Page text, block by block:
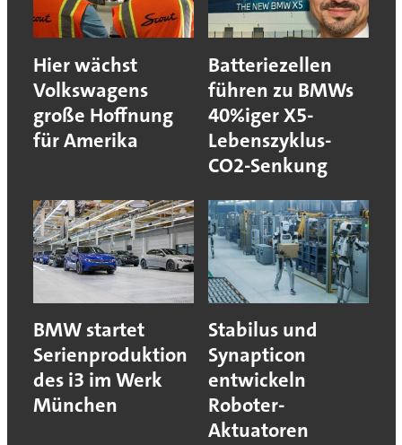
Hier wächst
Volkswagens
große Hoffnung
für Amerika
Batteriezellen
führen zu BMWs
40%iger X5-
Lebenszyklus-
CO2-Senkung
BMW startet
Serienproduktion
des i3 im Werk
München
Stabilus und
Synapticon
entwickeln
Roboter-
Aktuatoren